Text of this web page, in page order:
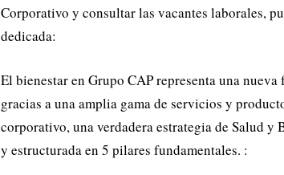
Corporativo y consultar las vacantes laborales,
dedicada:
El bienestar en Grupo CAP representa una
gracias a una amplia gama de servicios y
corporativo, una verdadera estrategia de Salud
y estructurada en 5 pilares fundamentales. :